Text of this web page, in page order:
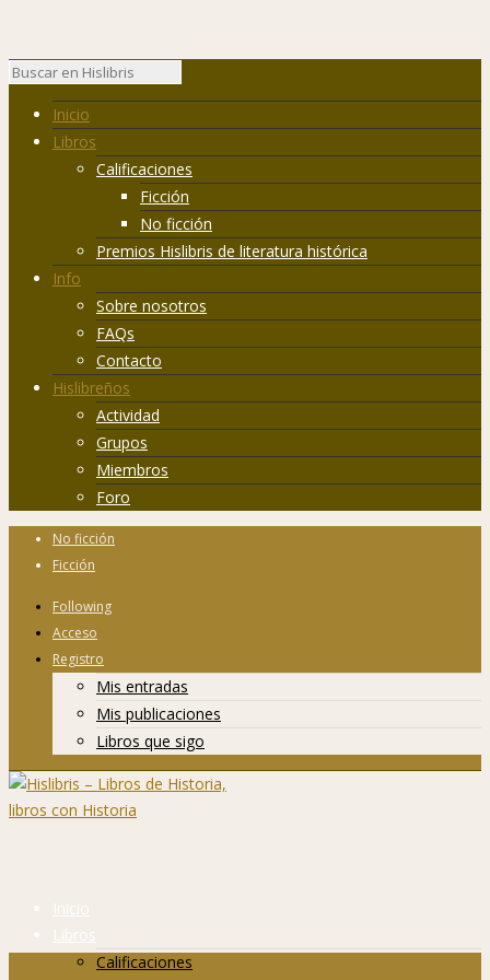
Inicio
Libros
Calificaciones
Ficción
No ficción
Premios Hislibris de literatura histórica
Info
Sobre nosotros
FAQs
Contacto
Hislibreños
Actividad
Grupos
Miembros
Foro
No ficción
Ficción
Following
Acceso
Registro
Mis entradas
Mis publicaciones
Libros que sigo
Inicio
Libros
Calificaciones